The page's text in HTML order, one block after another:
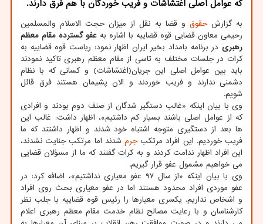
که عوامل اصلی اغتشاشات و فریب خوردگان با هم فرق دارند.
به گزارشحقوق و قضا به نقل از میزان حجت الاسلام والمسلمین
رحیمی معاون قضایی قوه قضاییه با اشاره به عفو گسترده مقام معظم
رهبری در برنامه بامداد بخیر ایران اظهار نمود: ریاست قوه قضاییه به
کرات در جلسات مختلف به تاسی از مقام معظم رهبری تاکید نمودند
باید بین عوامل اصلی این جریان(اغتشاشات) و کسانی که با نظام
دشمنی ندارند و فریب خوردند و الان پشیمان هستند فرق قائل
شویم.
وی با بیان اینکه «غالب دستگیر شدگان از صنف دوم بودند و افرادی
که از عوامل اصلی باشند بسیار کم داشتیم»، اظهار داشت: غالب این
ها بعد از دستگیری متوجه اشتباه خود شدند و اظهار داشتند که ما
فریب خوردیم. این افراد مرتکب جرم شدند اما مرتکب جنایت نشدند،
این افراد اظهار ندامت کردند و به کرات گفتند که ما از مسؤلان قضایی
می خواهیم مشمول عفو قرار گیریم.
وی با بیان اینکه «از سال ۹۷ عفو معیاری نداشتیم»، اضافه کرد: در
عفو موردی افراد محدود هستند اما در عفو معیاری بحث روی افراد
و اشخاص نداریم. یکسری معیارها را رئیس قوه قضاییه با جلب نظر
کارشناسان و با رعایت مصالح نظام خدمت مقام معظم رهبری اعلام